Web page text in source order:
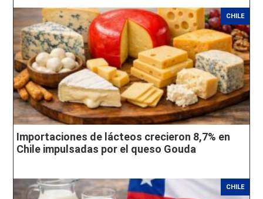
CHILE
Importaciones de lácteos crecieron 8,7% en
Chile impulsadas por el queso Gouda
CHILE